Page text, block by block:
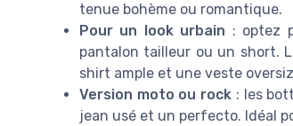
tenue bohème ou romantique.
Pour un look urbain : optez
pantalon tailleur ou un short.
shirt ample et une veste
Version moto ou rock : les
jean usé et un perfecto. Idéal